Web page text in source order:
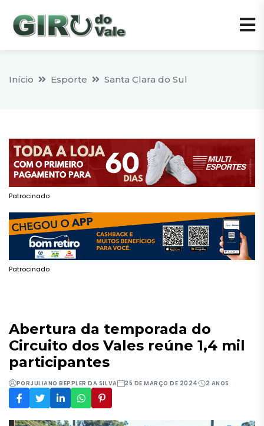
Início Esporte Santa Clara do Sul
Patrocinado
Patrocinado
Abertura da temporada do
Circuito dos Vales reúne 1,4 mil
participantes
PORJULIANO BEPPLER DA SILVA 25 DE MARÇO DE 2024 2 ANOS